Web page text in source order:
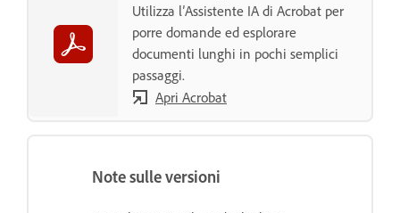
Utilizza l’Assistente IA di Acrobat per
porre domande ed esplorare
documenti lunghi in pochi semplici
passaggi.
Apri Acrobat
Note sulle versioni